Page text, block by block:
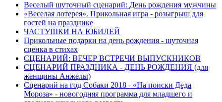
Веселый шуточный сценарий: День рождения мужчины
«Веселая лотерея». Прикольная игра - розыгрыш для
гостей на празднике
ЧАСТУШКИ НА ЮБИЛЕЙ
Прикольные подарки на день рождения - шуточная
сценка в стихах
СЦЕНАРИЙ: ВЕЧЕР ВСТРЕЧИ ВЫПУСКНИКОВ
СЦЕНАРИЙ ПРАЗДНИКА - ДЕНЬ РОЖДЕНИЯ (для
женщины Анжелы)
Сценарий на год Собаки 2018 - «На поиски Деда
Мороза» - новогодняя программа для младшего и